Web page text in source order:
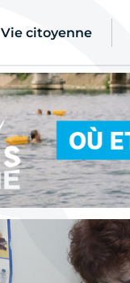
Vie citoyenne